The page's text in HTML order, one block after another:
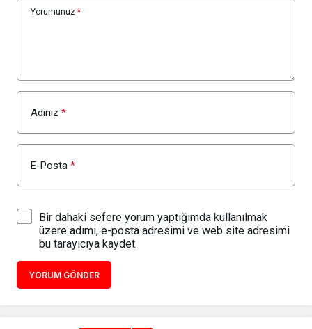
Yorumunuz *
Adınız *
E-Posta *
Bir dahaki sefere yorum yaptığımda kullanılmak
üzere adımı, e-posta adresimi ve web site adresimi
bu tarayıcıya kaydet.
YORUM GÖNDER